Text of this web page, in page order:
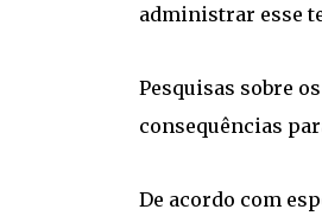
administrar esse
Pesquisas sobre
consequências
De acordo com